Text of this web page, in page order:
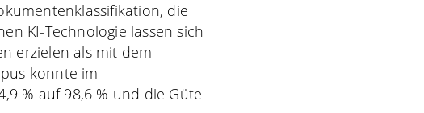
die
KI-Technologie lassen sich
erzielen als mit dem
konnte im
% auf 98,6 % und die Güte